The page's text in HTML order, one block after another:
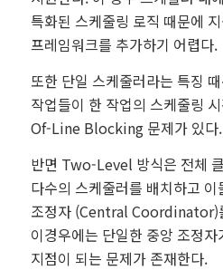
특화된 스케줄링 로직 때문에
프레임워크를 추가하기 어렵다.
또한 단일 스케줄러라는 특징
작업들이 한 작업의 스케줄링
Of-Line Blocking 문제가 있다.
반면 Two-Level 방식은 전체
다수의 스케줄러를 배치하고
조정자 (Central Coordinator)
이경우에는 단일한 중앙 조정
지점이 되는 문제가 존재한다.